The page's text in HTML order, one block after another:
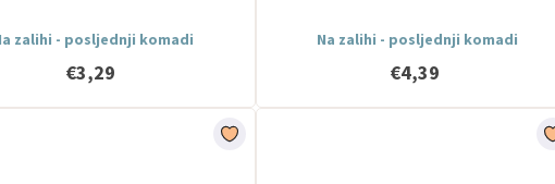
zalihi - posljednji komadi
€3,29
Na zalihi - posljednji komadi
€4,39